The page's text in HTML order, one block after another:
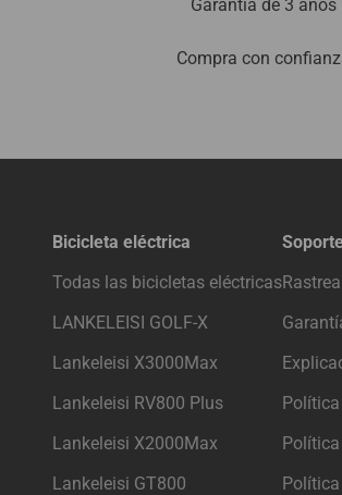
Garantía de 3 años
Compra con
Bicicleta eléctrica
Todas las bicicletas eléctricas
LANKELEISI GOLF-X
Lankeleisi X3000Max
Lankeleisi RV800 Plus
Lankeleisi X2000Max
Lankeleisi GT800